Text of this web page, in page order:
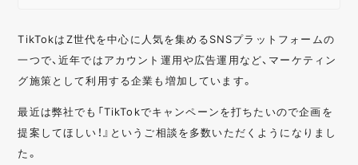
TikTokはZ世代を中心に人気を集めるSNSプラットフォームの
一つで、近年ではアカウント運用や広告運用など、マーケティン
グ施策として利用する企業も増加しています。
最近は弊社でも「TikTokでキャンペーンを打ちたいので企画を
提案してほしい！』というご相談を多数いただくようになりまし
た。